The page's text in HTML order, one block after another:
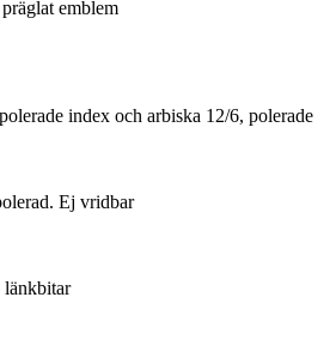
emblem
index och arbiska 12/6, polerade
Ej vridbar
länkbitar